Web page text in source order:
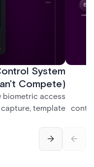
System
Compete)
biometric access
template
technologies,
reliably